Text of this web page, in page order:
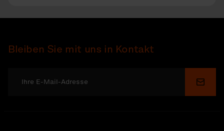
Bleiben Sie mit uns in Kontakt